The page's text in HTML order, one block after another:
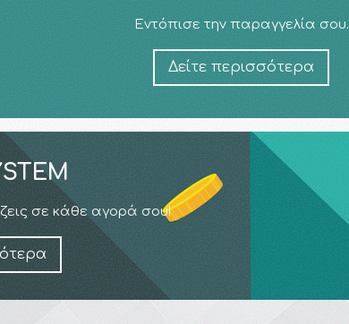
Εντόπισε την παραγγελία σου.
Δείτε περισσότερα
σε κάθε αγορά σου!